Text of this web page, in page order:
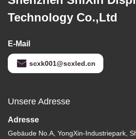
Technology Co.,Ltd
E-Mail
scxk001@scxled.cn
Unsere Adresse
Adresse
Gebäude No.A, YongXin-Industriepark,